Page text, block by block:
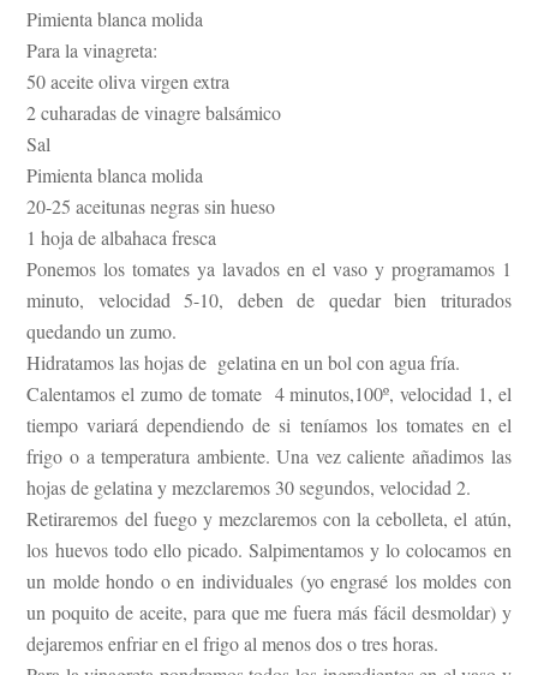
Pimienta blanca molida
Para la vinagreta:
50 aceite oliva virgen extra
2 cuharadas de vinagre balsámico
Sal
Pimienta blanca molida
20-25 aceitunas negras sin hueso
1 hoja de albahaca fresca
Ponemos los tomates ya lavados en el vaso y programamos 1
minuto, velocidad 5-10, deben de quedar bien triturados
quedando un zumo.
Hidratamos las hojas de gelatina en un bol con agua fría.
Calentamos el zumo de tomate 4 minutos,100º, velocidad 1, el
tiempo variará dependiendo de si teníamos los tomates en el
frigo o a temperatura ambiente. Una vez caliente añadimos las
hojas de gelatina y mezclaremos 30 segundos, velocidad 2.
Retiraremos del fuego y mezclaremos con la cebolleta, el atún,
los huevos todo ello picado. Salpimentamos y lo colocamos en
un molde hondo o en individuales (yo engrasé los moldes con
un poquito de aceite, para que me fuera más fácil desmoldar) y
dejaremos enfriar en el frigo al menos dos o tres horas.